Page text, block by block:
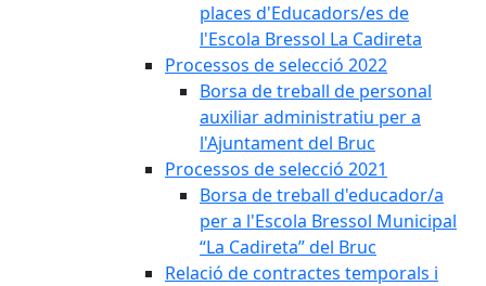
places d'Educadors/es de
l'Escola Bressol La Cadireta
Processos de selecció 2022
Borsa de treball de personal
auxiliar administratiu per a
l'Ajuntament del Bruc
Processos de selecció 2021
Borsa de treball d'educador/a
per a l'Escola Bressol Municipal
“La Cadireta” del Bruc
Relació de contractes temporals i